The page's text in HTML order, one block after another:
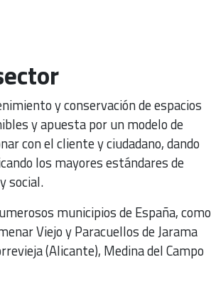
y conservación de espacios
y apuesta por un modelo de
con el cliente y ciudadano, dando
los mayores estándares de
social.
municipios de España, como
Viejo y Paracuellos de Jarama
(Alicante), Medina del Campo